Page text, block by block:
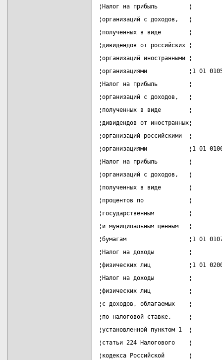
¦Налог на прибыль         ¦
¦организаций с доходов,
¦полученных в виде        ¦
¦дивидендов от
¦организаций
¦организациями            ¦1 01
¦Налог на прибыль         ¦
¦организаций с доходов,
¦полученных в виде        ¦
¦дивидендов от
¦организаций российскими
¦организациями            ¦1 01
¦Налог на прибыль         ¦
¦организаций с доходов,
¦полученных в виде        ¦
¦процентов по             ¦
¦государственным          ¦
¦и муниципальным ценным
¦бумагам                  ¦1 01
¦Налог на доходы          ¦
¦физических лиц           ¦1 01
¦Налог на доходы          ¦
¦физических лиц           ¦
¦с доходов, облагаемых
¦по налоговой ставке,
¦установленной пунктом 1
¦статьи 224 Налогового
¦кодекса Российской